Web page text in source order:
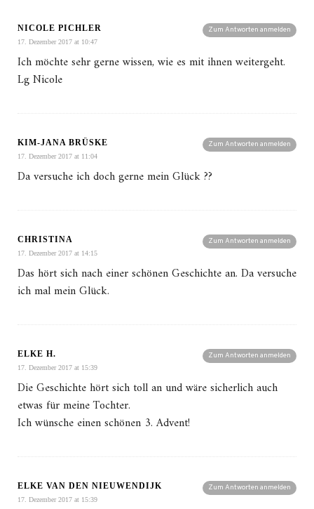
Zum Antworten anmelden
NICOLE PICHLER
17. Dezember 2017 at 10:47
Ich möchte sehr gerne wissen, wie es mit ihnen weitergeht.
Lg Nicole
Zum Antworten anmelden
KIM-JANA BRÜSKE
17. Dezember 2017 at 11:04
Da versuche ich doch gerne mein Glück ??
Zum Antworten anmelden
CHRISTINA
17. Dezember 2017 at 14:15
Das hört sich nach einer schönen Geschichte an. Da versuche
ich mal mein Glück.
Zum Antworten anmelden
ELKE H.
17. Dezember 2017 at 15:39
Die Geschichte hört sich toll an und wäre sicherlich auch
etwas für meine Tochter.
Ich wünsche einen schönen 3. Advent!
Zum Antworten anmelden
ELKE VAN DEN NIEUWENDIJK
17. Dezember 2017 at 15:39